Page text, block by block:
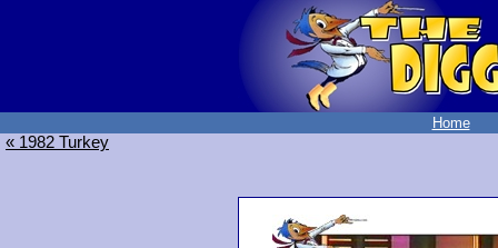
Home
« 1982 Turkey